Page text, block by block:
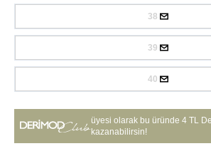
38
39
40
üyesi olarak bu üründe4 TL
kazanabilirsin!